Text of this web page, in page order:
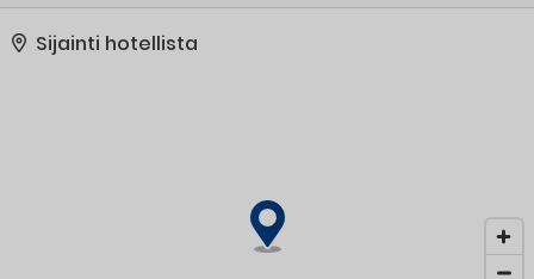
internetyhteys ja concierge-palvelut. Palveluihin kuuluu
maksullinen kuljetus, jolla pääset helposti lähellä sijaitseviin
nähtävyyksiin.
Sijainti hotellista